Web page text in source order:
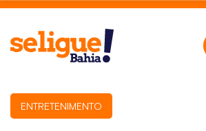
ENTRETENIMENTO